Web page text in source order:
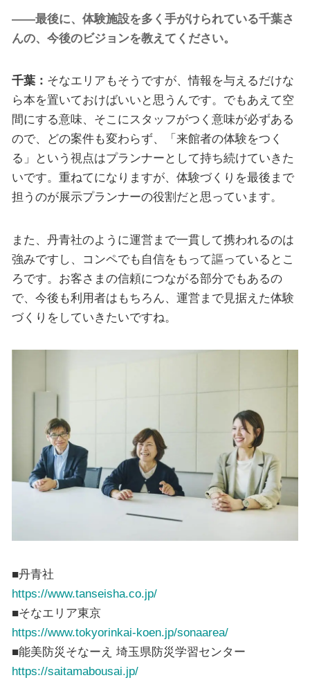
――最後に、体験施設を多く手がけられている千葉さ
んの、今後のビジョンを教えてください。
千葉： そなエリアもそうですが、情報を与えるだけな
ら本を置いておけばいいと思うんです。でもあえて空
間にする意味、そこにスタッフがつく意味が必ずある
ので、どの案件も変わらず、「来館者の体験をつく
る」という視点はプランナーとして持ち続けていきた
いです。重ねてになりますが、体験づくりを最後まで
担うのが展示プランナーの役割だと思っています。
また、丹青社のように運営まで一貫して携われるのは
強みですし、コンペでも自信をもって謳っているとこ
ろです。お客さまの信頼につながる部分でもあるの
で、今後も利用者はもちろん、運営まで見据えた体験
づくりをしていきたいですね。
■丹青社
https://www.tanseisha.co.jp/
■そなエリア東京
https://www.tokyorinkai-koen.jp/sonaarea/
■能美防災そなーえ 埼玉県防災学習センター
https://saitamabousai.jp/